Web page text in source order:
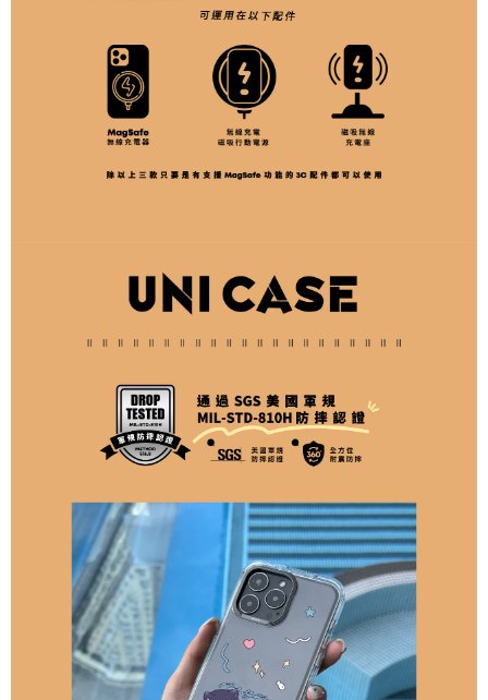
"Pembayaran Ansuran Gogo", kedai akan memberikan maklumat peribadi
pengumpulan, pemprosesan dan penggunaan, untuk pengesahan,
semakan dan pembetulan data yang diperlukan untuk bil ansuran oleh
Taiwan Mobile.
3. Sila baca syarat perkhidmatan pengguna secara lengkap melalui
pautan berikut: https://oppay.tw/userRule